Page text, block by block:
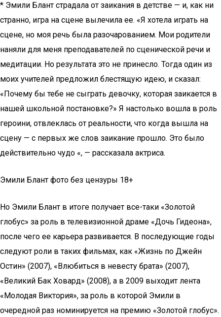
* Эмили Блант страдала от заикания в детстве — и, как ни
странно, игра на сцене вылечила ее. «Я хотела играть на
сцене, но моя речь была разочарованием. Мои родители
наняли для меня преподавателей по сценической речи и
медитации. Но результата это не принесло. Тогда один из
моих учителей предложил блестящую идею, и сказал:
«Почему бы тебе не сыграть девочку, которая заикается в
нашей школьной постановке?» Я настолько вошла в роль
героини, отвлеклась от реальности, что когда вышла на
сцену — с первых же слов заикание прошло. Это было
действительно чудо «, — рассказала актриса.
Эмили Блант фото без цензуры 18+
Но Эмили Блант в итоге получает все-таки «Золотой
глобус» за роль в телевизионной драме «Дочь Гидеона»,
после чего ее карьера развивается. В последующие годы
следуют роли в таких фильмах, как «Жизнь по Джейн
Остин» (2007), «Влюбиться в невесту брата» (2007),
«Великий Бак Ховард» (2008), а в 2009 выходит лента
«Молодая Виктория», за роль в которой Эмили в
очередной раз номинируется на премию «Золотой глобус».